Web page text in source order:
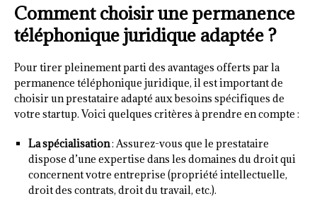
Comment choisir une permanence
téléphonique juridique adaptée ?
Pour tirer pleinement parti des avantages offerts par la
permanence téléphonique juridique, il est important de
choisir un prestataire adapté aux besoins spécifiques de
votre startup. Voici quelques critères à prendre en compte :
La spécialisation: Assurez-vous que le prestataire
dispose d’une expertise dans les domaines du droit qui
concernent votre entreprise (propriété intellectuelle,
droit des contrats, droit du travail, etc.).